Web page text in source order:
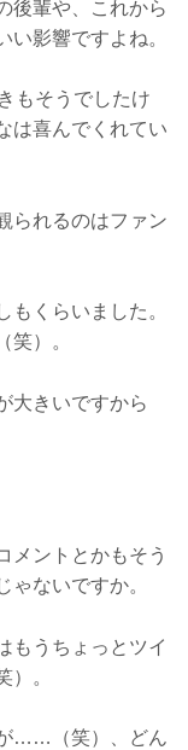
後輩や、これから
影響ですよね。
もそうでしたけ
は喜んでくれてい
られるのはファン
くらいました。
）。
大きいですから
ントとかもそう
ゃないですか。
うちょっとツイ
）。
……（笑）、どん